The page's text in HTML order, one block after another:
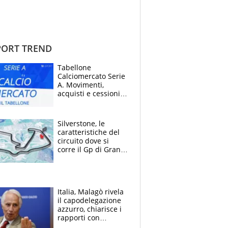
TREND
Tabellone
Calciomercato Serie
A. Movimenti,
acquisti e cessioni:
Silverstone, le
caratteristiche del
circuito dove si
corre il Gp di Gran
Italia, Malagò rivela
il capodelegazione
azzurro, chiarisce i
rapporti con